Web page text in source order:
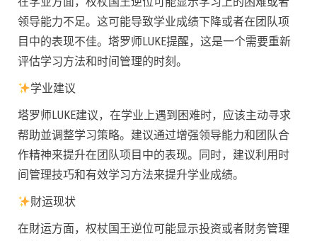
领导能力不足。这可能导致学业成绩下降或者在团队项
目中的表现不佳。塔罗师LUKE提醒，这是一个需要重新
评估学习方法和时间管理的时刻。
学业建议
塔罗师LUKE建议，在学业上遇到困难时，应该主动寻求
帮助並调整学习策略。建议通过增强领导能力和团队合
作精神来提升在团队项目中的表现。同时，建议利用时
间管理技巧和有效学习方法来提升学业成绩。
財运现状
在財运方面，权杖国王逆位可能显示投资或者財务管理